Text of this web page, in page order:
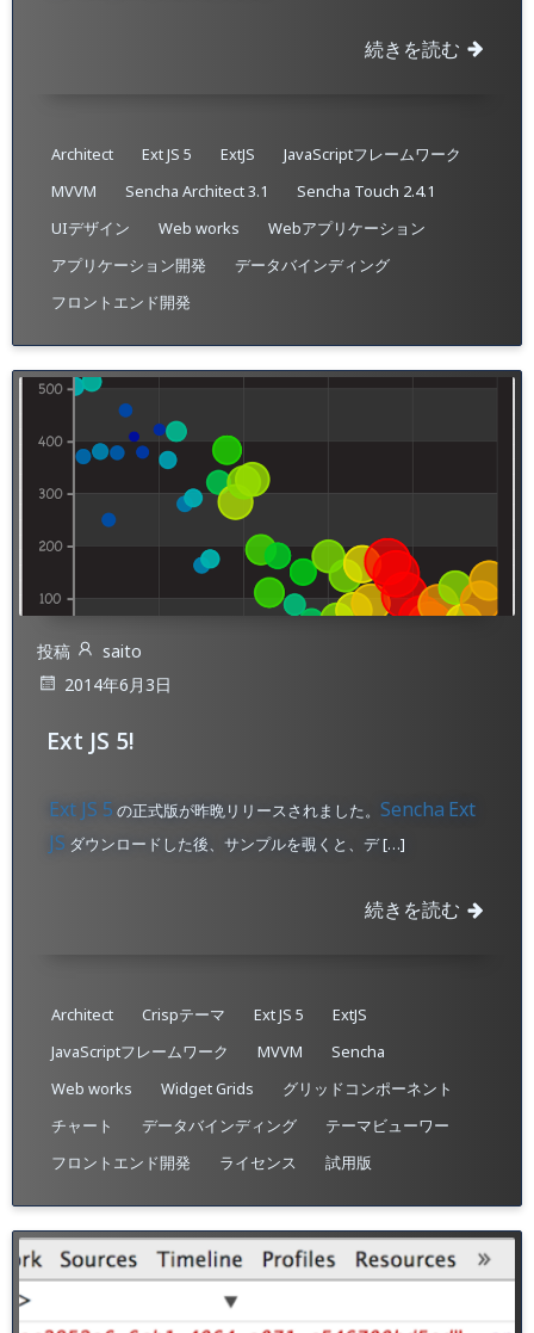
続きを読む
Architect Ext JS 5 ExtJS
JavaScriptフレームワーク
MVVM
Sencha Architect 3.1
Sencha Touch 2.4.1
UIデザイン
Web works
Webアプリケーション
アプリケーション開発
データバインディング
フロントエンド開発
投稿
saito
2014年6月3日
Ext JS 5!
Ext JS 5 の正式版が昨晩リリースされました。 Sencha Ext
JS ダウンロードした後、サンプルを覗くと、デ […]
続きを読む
Architect Crispテーマ Ext JS 5
ExtJS
JavaScriptフレームワーク
MVVM
Sencha
Web works
Widget Grids
グリッドコンポーネント
チャート
データバインディング
テーマビューワー
フロントエンド開発
ライセンス 試用版